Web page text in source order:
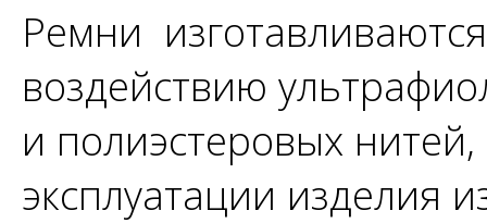
Ремни
воздействию
и полиэстеровых
эксплуатации изделия